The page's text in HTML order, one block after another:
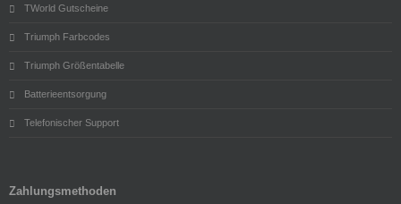
TWorld Gutscheine
Triumph Farbcodes
Triumph Größentabelle
Batterieentsorgung
Telefonischer Support
Zahlungsmethoden